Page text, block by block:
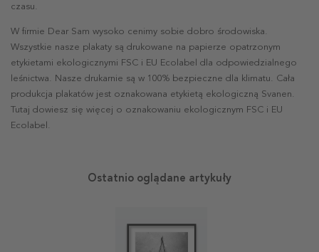
czasu.
W firmie Dear Sam wysoko cenimy sobie dobro środowiska.
Wszystkie nasze plakaty są drukowane na papierze opatrzonym
etykietami ekologicznymi FSC i EU Ecolabel dla odpowiedzialnego
leśnictwa. Nasze drukarnie są w 100% bezpieczne dla klimatu. Cała
produkcja plakatów jest oznakowana etykietą ekologiczną Svanen.
Tutaj dowiesz się więcej o oznakowaniu ekologicznym FSC i EU
Ecolabel.
Ostatnio oglądane artykuły